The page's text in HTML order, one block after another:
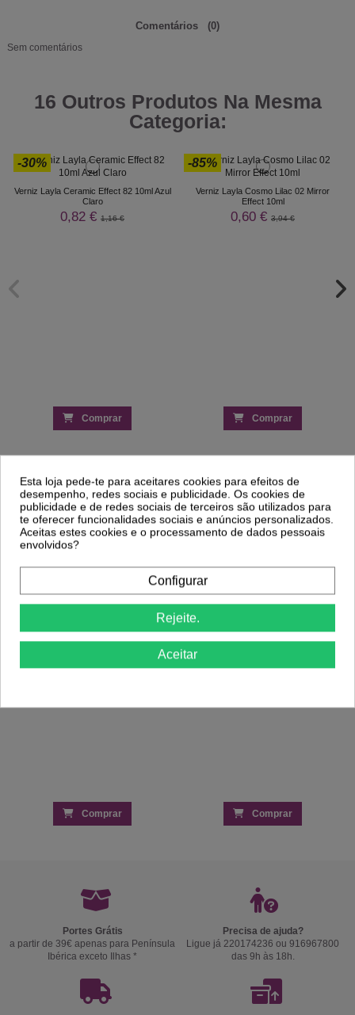
Comentários (0)
Sem comentários
16 Outros Produtos Na Mesma
Categoria:
-30%
Verniz Layla Ceramic Effect 82 10ml Azul
Claro
0,82 € 1,16 €
Comprar
-85%
Verniz Layla Cosmo Lilac 02 Mirror
Effect 10ml
0,60 € 3,94 €
Comprar
Clientes Que Compraram Este
Produto Também Compraram:
-29%
Spider Gel 04 Ouro - Andreia
4,51 €6,34 €
Comprar
-29%
Cleanser Prep + Clean 1000ML - All In
6,50 €9,15 €
Comprar
Portes Grátis
a partir de 39€ apenas para Península
Ibérica exceto Ilhas *
Precisa de ajuda?
Ligue já 220174236 ou 916967800
das 9h às 18h.
Esta loja pede-te para aceitares cookies para efeitos de
desempenho, redes sociais e publicidade. Os cookies de
publicidade e de redes sociais de terceiros são utilizados para
te oferecer funcionalidades sociais e anúncios personalizados.
Aceitas estes cookies e o processamento de dados pessoais
envolvidos?
Configurar
Rejeite.
Aceitar